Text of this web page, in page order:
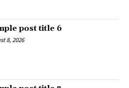
post title 6
8, 2026